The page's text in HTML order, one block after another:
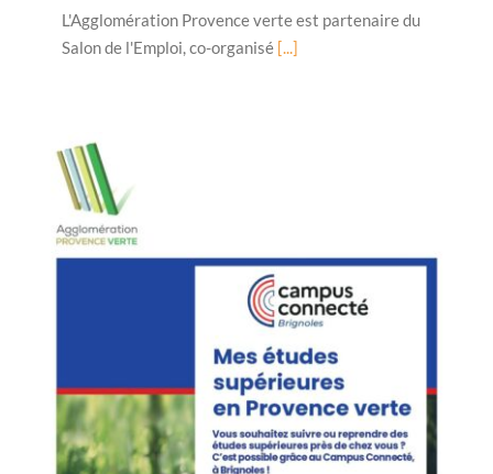
L'Agglomération Provence verte est partenaire du
Salon de l'Emploi, co-organisé [...]